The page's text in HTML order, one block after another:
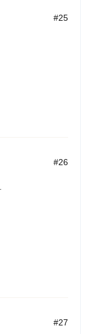
#25
#26
#27